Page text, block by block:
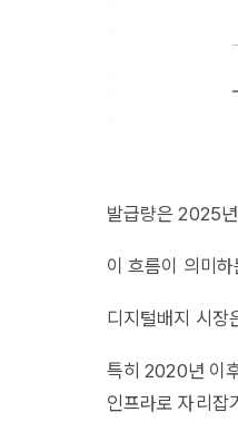
발급량은 2025
이 흐름이 의미
디지털배지 시장
특히 2020년 이
인프라로 자리잡